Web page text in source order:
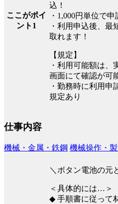
ここがポイ
ント1
込！
・1,000円単位で申
・利用申込後、最
取れます！
【規定】
・利用可能額は
画面にて確認が可
・勤務時に利用
規定あり
仕事内容
機械・金属・鉄鋼 機械操作・
＼ボタン電池の元
＜具体的には…＞
◆ 手順書に従って